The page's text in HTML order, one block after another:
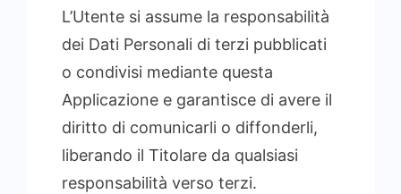
L’Utente si assume la responsabilità
dei Dati Personali di terzi pubblicati
o condivisi mediante questa
Applicazione e garantisce di avere il
diritto di comunicarli o diffonderli,
liberando il Titolare da qualsiasi
responsabilità verso terzi.